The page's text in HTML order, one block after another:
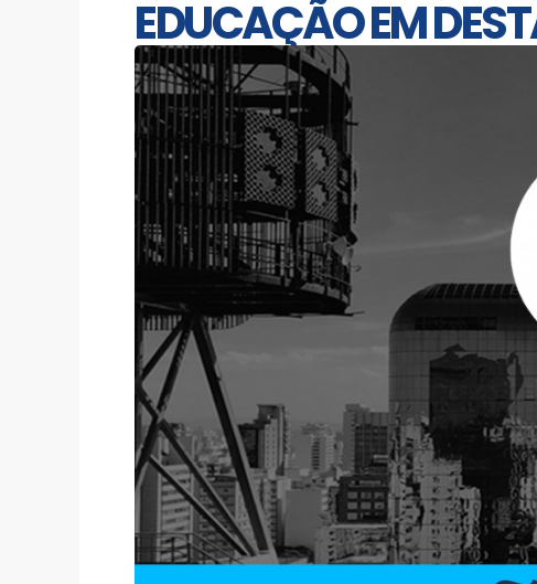
EDUCAÇÃO EM